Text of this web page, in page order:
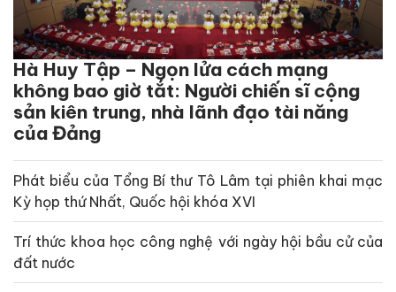
Hà Huy Tập – Ngọn lửa cách mạng
không bao giờ tắt: Người chiến sĩ cộng
sản kiên trung, nhà lãnh đạo tài năng
của Đảng
Phát biểu của Tổng Bí thư Tô Lâm tại phiên khai mạc
Kỳ họp thứ Nhất, Quốc hội khóa XVI
Trí thức khoa học công nghệ với ngày hội bầu cử của
đất nước